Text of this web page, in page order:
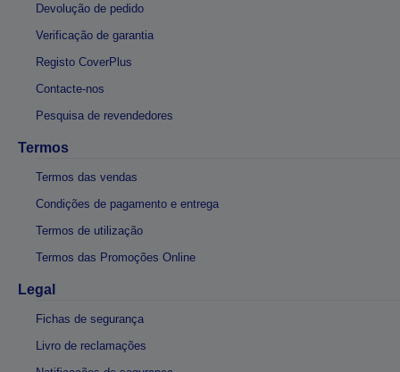
Devolução de pedido
Verificação de garantia
Registo CoverPlus
Contacte-nos
Pesquisa de revendedores
Termos
Termos das vendas
Condições de pagamento e entrega
Termos de utilização
Termos das Promoções Online
Legal
Fichas de segurança
Livro de reclamações